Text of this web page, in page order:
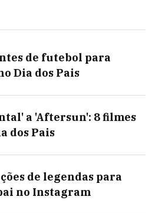
de futebol para
Dia dos Pais
a 'Aftersun': 8 filmes
dos Pais
de legendas para
no Instagram